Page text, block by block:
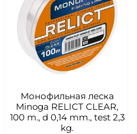
Монофильная леска
Minoga RELICT CLEAR,
100 m., d 0,14 mm., test 2,3
kg.